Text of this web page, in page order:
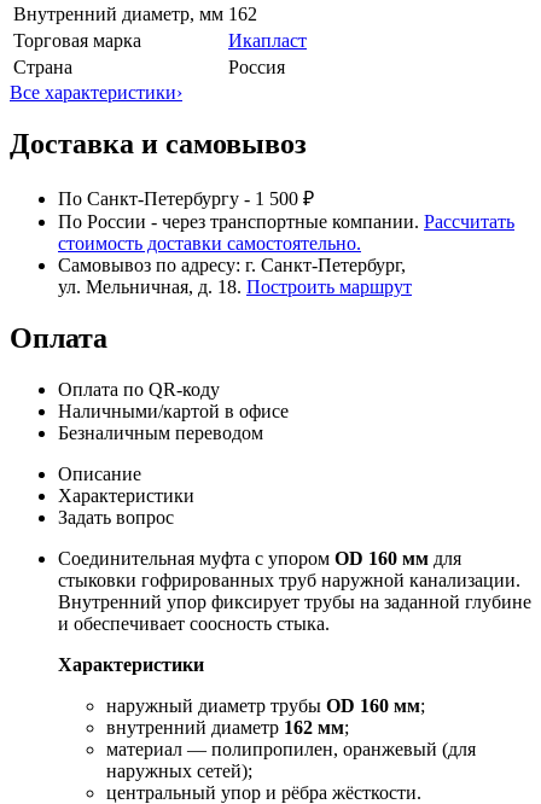
Внутренний диаметр, мм 162
Торговая марка
Икапласт
Страна
Россия
Все характеристики›
Доставка и самовывоз
По Санкт-Петербургу - 1 500 ₽
По России - через транспортные компании. Рассчитать
стоимость доставки самостоятельно.
Самовывоз по адресу: г. Санкт-Петербург,
ул. Мельничная, д. 18. Построить маршрут
Оплата
Оплата по QR-коду
Наличными/картой в офисе
Безналичным переводом
Описание
Характеристики
Задать вопрос
Соединительная муфта с упором OD 160 мм для
стыковки гофрированных труб наружной канализации.
Внутренний упор фиксирует трубы на заданной глубине
и обеспечивает соосность стыка.
Характеристики
наружный диаметр трубы OD 160 мм;
внутренний диаметр 162 мм;
материал — полипропилен, оранжевый (для
наружных сетей);
центральный упор и рёбра жёсткости.